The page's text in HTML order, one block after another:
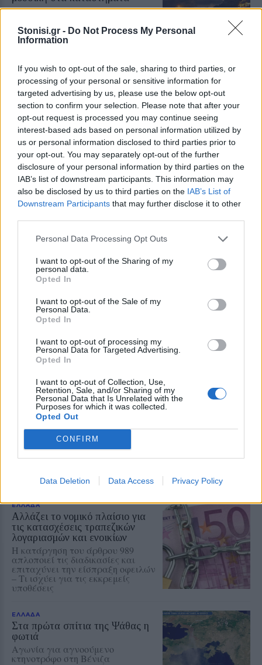
Stonisi.gr - Do Not Process My Personal
Information
If you wish to opt-out of the sale, sharing to third parties, or
processing of your personal or sensitive information for
targeted advertising by us, please use the below opt-out
section to confirm your selection. Please note that after your
opt-out request is processed you may continue seeing
interest-based ads based on personal information utilized by
us or personal information disclosed to third parties prior to
your opt-out. You may separately opt-out of the further
disclosure of your personal information by third parties on the
IAB’s list of downstream participants. This information may
also be disclosed by us to third parties on the IAB’s List of
Downstream Participants that may further disclose it to other
Personal Data Processing Opt Outs
I want to opt-out of the Sharing of my
personal data.
Opted In
I want to opt-out of the Sale of my
Personal Data.
Opted In
I want to opt-out of processing my
Personal Data for Targeted Advertising.
Opted In
I want to opt-out of Collection, Use,
Retention, Sale, and/or Sharing of my
Personal Data that Is Unrelated with the
Purposes for which it was collected.
Opted Out
CONFIRM
Data Deletion Data Access Privacy Policy
Συνελήφθη εργαζόμενος και
ΕΛΛΑΔΑ
Ξεκινά το νέο «Τουρισμός για
Όλους» με αυξημένες
επιδοτήσεις
Οι αιτήσεις ανοίγουν σήμερα στις
12 το μεσημέρι και θα
υποβάλλονται αρχικά ανάλογα με
το τελευταίο ψηφίο του ΑΦΜ
ΚΟΣΜΟΣ
Στα 81 δολάρια υποχώρησε το
πετρέλαιο
Πιέσεις στις διεθνείς τιμές από την
ελεύθερη ναυσιπλοΐα στα Στενά
Δύο τραυματίες σε τροχαίο στο
Λιβαδοχώρι της Λήμνου
Ένα Ι.Χ. αυτοκίνητο βγήκε από την
πορεία τους και ανατράπηκε εκτός
του οδοστρώματος
ΒΟΡΕΙΟ ΑΙΓΑΙΟ
Σύλληψη στη Λήμνο για δυνατή
μουσική σε κατάστημα
Κατασχέθηκε ενισχυτής ήχου – Η
ένταση ξεπερνούσε το ανώτατο
επιτρεπόμενο όριο αναφέρει η
ανακοίνωση της Αστυνομίας
ΕΛΛΑΔΑ
Αλλάζει το νομικό πλαίσιο για
τις κατασχέσεις τραπεζικών
λογαριασμών και ενοικίων
Η κατάργηση του άρθρου 989
απλοποιεί τις διαδικασίες και
επιταχύνει την είσπραξη οφειλών
– Τι ισχύει για τις εκκρεμείς
υποθέσεις
ΕΛΛΑΔΑ
Στα πρώτα σπίτια της Ψάθας η
φωτιά
Αγωνία για αγνοούμενο
κτηνοτρόφο στη Βένιζα